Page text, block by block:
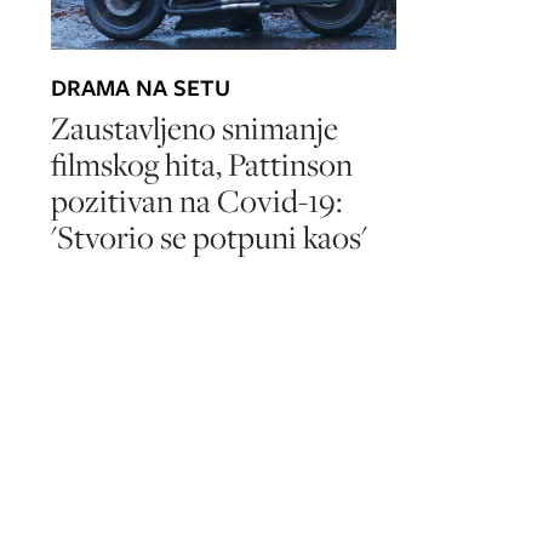
DRAMA NA SETU
Zaustavljeno snimanje
filmskog hita, Pattinson
pozitivan na Covid-19:
'Stvorio se potpuni kaos'